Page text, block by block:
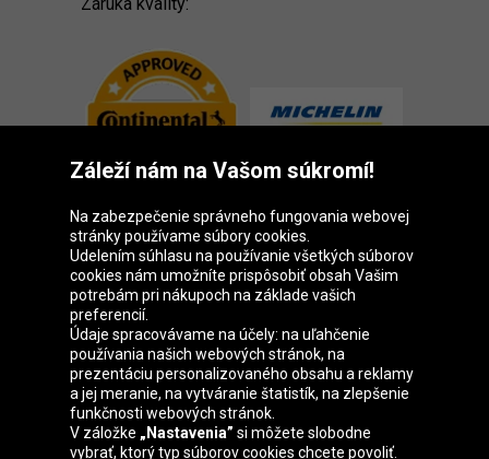
Skupina Oponeo
Belgique
Česká
republika
Deutschland Éire
Záleží nám na Vašom súkromí!
Na zabezpečenie správneho fungovania webovej
stránky používame súbory cookies.
Udelením súhlasu na používanie všetkých súborov
cookies nám umožníte prispôsobiť obsah Vašim
potrebám pri nákupoch na základe vašich
preferencií.
Údaje spracovávame na účely: na uľahčenie
používania našich webových stránok, na
prezentáciu personalizovaného obsahu a reklamy
a jej meranie, na vytváranie štatistík, na zlepšenie
funkčnosti webových stránok.
V záložke „Nastavenia” si môžete slobodne
vybrať, ktorý typ súborov cookies chcete povoliť.